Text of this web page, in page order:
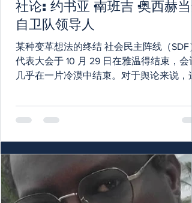
社论: 约书亚·南班吉·奥西赫当
自卫队领导人
某种变革想法的终结 社会民主阵线（SDF
代表大会于 10 月 29 日在雅温得结束，会
几乎在一片冷漠中结束。对于舆论来说，
际上已经不复存在，因为它在国家政治舞
上不再有太多代表...